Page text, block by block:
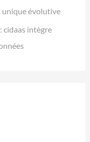
unique évolutive
cidaas intègre